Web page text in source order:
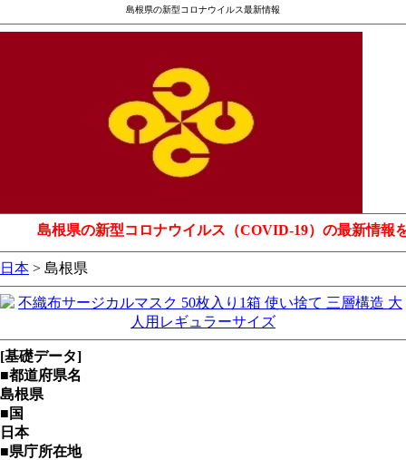
島根県の新型コロナウイルス最新情報
島根県の新型コロナウイルス（COVID-19）の最新情報
日本 > 島根県
[基礎データ]
■都道府県名
島根県
■国
日本
■県庁所在地